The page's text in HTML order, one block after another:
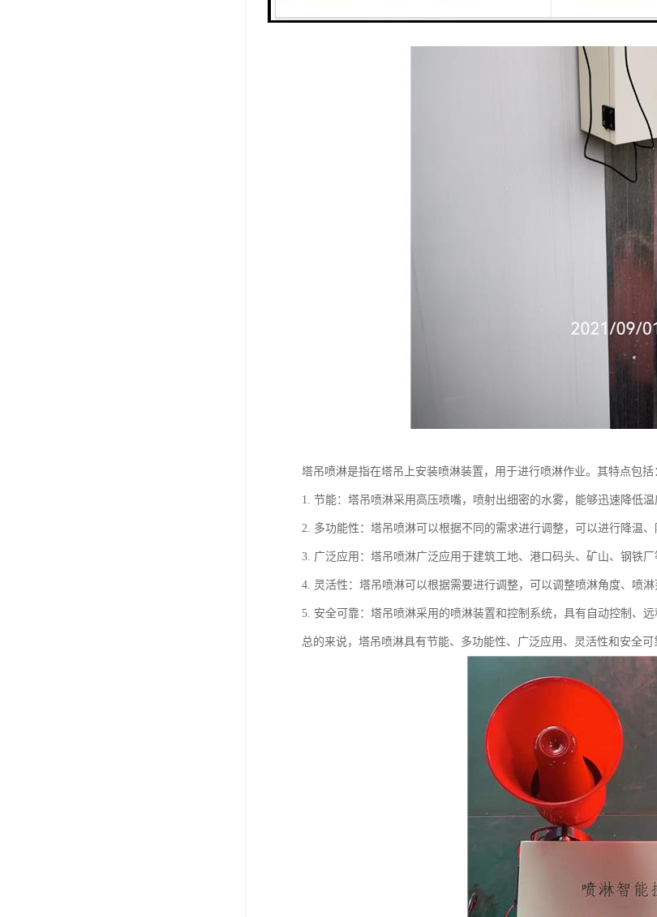
塔吊喷淋是指在塔吊上安装喷淋装置，用于进行喷淋作业。其特点包括
1. 节能：塔吊喷淋采用高压喷嘴，喷射出细密的水雾，能够迅速降低温
2. 多功能性：塔吊喷淋可以根据不同的需求进行调整，可以进行降温、
3. 广泛应用：塔吊喷淋广泛应用于建筑工地、港口码头、矿山、钢铁
4. 灵活性：塔吊喷淋可以根据需要进行调整，可以调整喷淋角度、喷
5. 安全可靠：塔吊喷淋采用的喷淋装置和控制系统，具有自动控制、
总的来说，塔吊喷淋具有节能、多功能性、广泛应用、灵活性和安全